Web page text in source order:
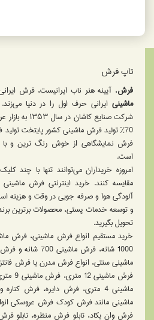
تاپ فرش
فرش، آیینه هنر ناب ایرانیست، فرش
ماشینیایرانی حرف اول را در دنیا
شرکت صنایع
70% تولید فرش ماشینی کشور پایتخت
فرش نمایشگاهی از خوش رنگ ترین و با
است.
امروزه خریداران می‌توانند تنها با چند
مقایسه کنند. خرید اینترنتی فرش
آلودگی هوا و صرفه جویی در وقت و هزینه
و توسعه خدمات پستی، محصولات برترین
تحویل بگیرید.
ماشینی سنتی، انواع فرش مدرن یا فرش
ماشینی 4 متری، فرش دایره، فرش
ماشینی مانند فرش کودک فرش عروسکی
فرش وان یکاد، تابلو فرش منظره، تابلو